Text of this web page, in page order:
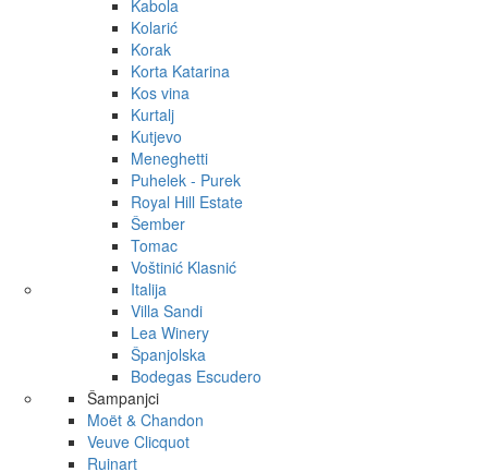
Kabola
Kolarić
Korak
Korta Katarina
Kos vina
Kurtalj
Kutjevo
Meneghetti
Puhelek - Purek
Royal Hill Estate
Šember
Tomac
Voštinić Klasnić
Italija
Villa Sandi
Lea Winery
Španjolska
Bodegas Escudero
Šampanjci
Moët & Chandon
Veuve Clicquot
Ruinart